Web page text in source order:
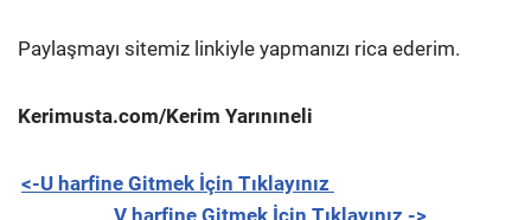
Paylaşmayı sitemiz linkiyle yapmanızı rica ederim.
Kerimusta.com/Kerim Yarınıneli
<-U harfine Gitmek İçin Tıklayınız